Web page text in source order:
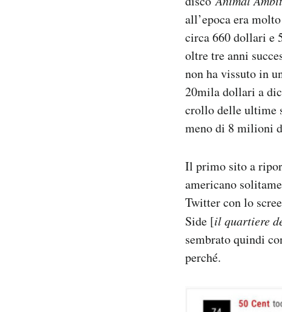
all’epoca era
circa 660 dollari e
oltre tre anni
non ha vissuto in
20mila dollari a
crollo delle ultime
meno di 8 milioni
Il primo sito a
americano
Twitter con lo
Side [il quartiere
sembrato quindi
perché.